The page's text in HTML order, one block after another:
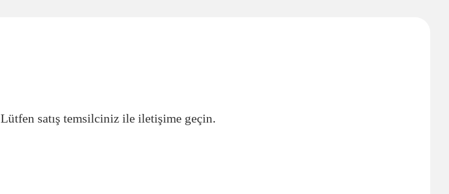
Lütfen satış temsilciniz ile iletişime geçin.